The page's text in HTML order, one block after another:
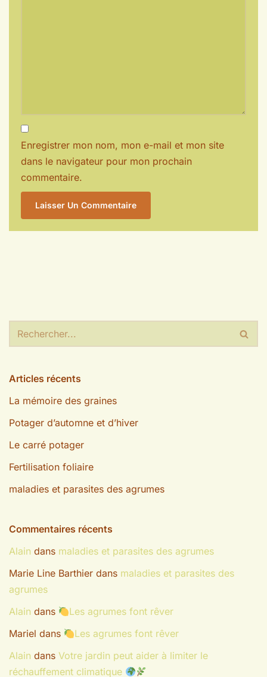
Enregistrer mon nom, mon e-mail et mon site
dans le navigateur pour mon prochain
commentaire.
Articles récents
La mémoire des graines
Potager d’automne et d’hiver
Le carré potager
Fertilisation foliaire
maladies et parasites des agrumes
Commentaires récents
Alain dans maladies et parasites des agrumes
Marie Line Barthier dans maladies et parasites des
agrumes
Alain dans
Les agrumes font rêver
Mariel dans
Les agrumes font rêver
Alain dans Votre jardin peut aider à limiter le
réchauffement climatique